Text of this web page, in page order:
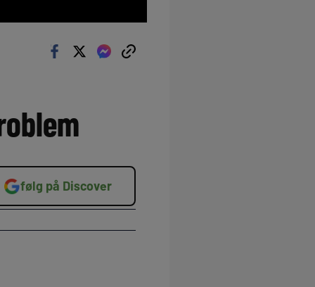
følg på Discover